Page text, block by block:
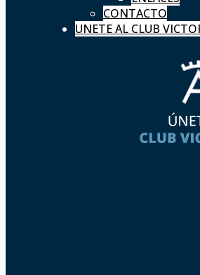
CONTACTO
UNETE AL CLUB